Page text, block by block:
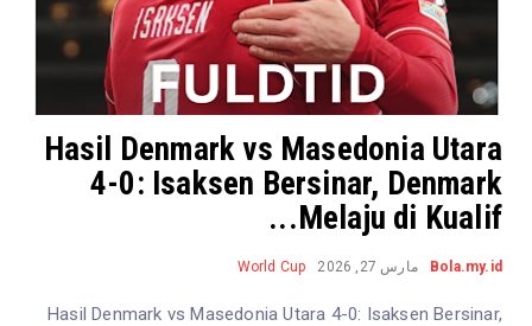
Hasil Denmark vs Masedonia Utara
4-0: Isaksen Bersinar, Denmark
Melaju di Kualif...
Bola.my.id مارس 27, 2026 World Cup
Hasil Denmark vs Masedonia Utara 4-0: Isaksen Bersinar,